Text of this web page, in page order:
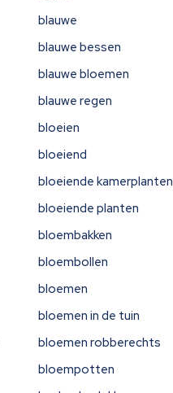
blauwe
blauwe bessen
blauwe bloemen
blauwe regen
bloeien
bloeiend
bloeiende kamerplanten
bloeiende planten
bloembakken
bloembollen
bloemen
bloemen in de tuin
bloemen robberechts
bloempotten